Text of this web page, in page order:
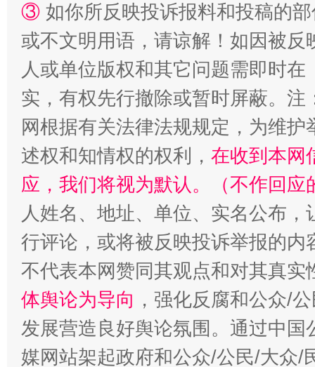
③ 如你所反映投诉报料和投稿的
或不文明用语，请谅解！如因被
人或单位版权和其它问题需即时在
实，有权先行撤除或暂时屏蔽。
网根据有关法律法规规定，为维
述权和知情权的权利， 在收到本网
应，我们将视为默认。（不作回应
人姓名、地址、单位、实名公布
行评论，或将被反映投诉举报的
不代表本网赞同其观点和对其真实
体舆论为导向 ，强化反腐和公众/
发展营造良好舆论氛围。通过中
媒网站架起政府和公众/公民/大众/